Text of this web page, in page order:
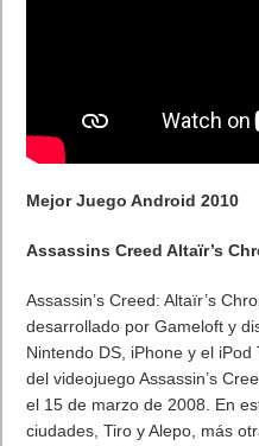
Mejor Juego Android 2010
Assassins Creed Altaïr’s
Assassin’s Creed: Altaïr’s
desarrollado por Gameloft y
Nintendo DS, iPhone y el
del videojuego Assassin’s
el 15 de marzo de 2008. En
ciudades, Tiro y Alepo, más